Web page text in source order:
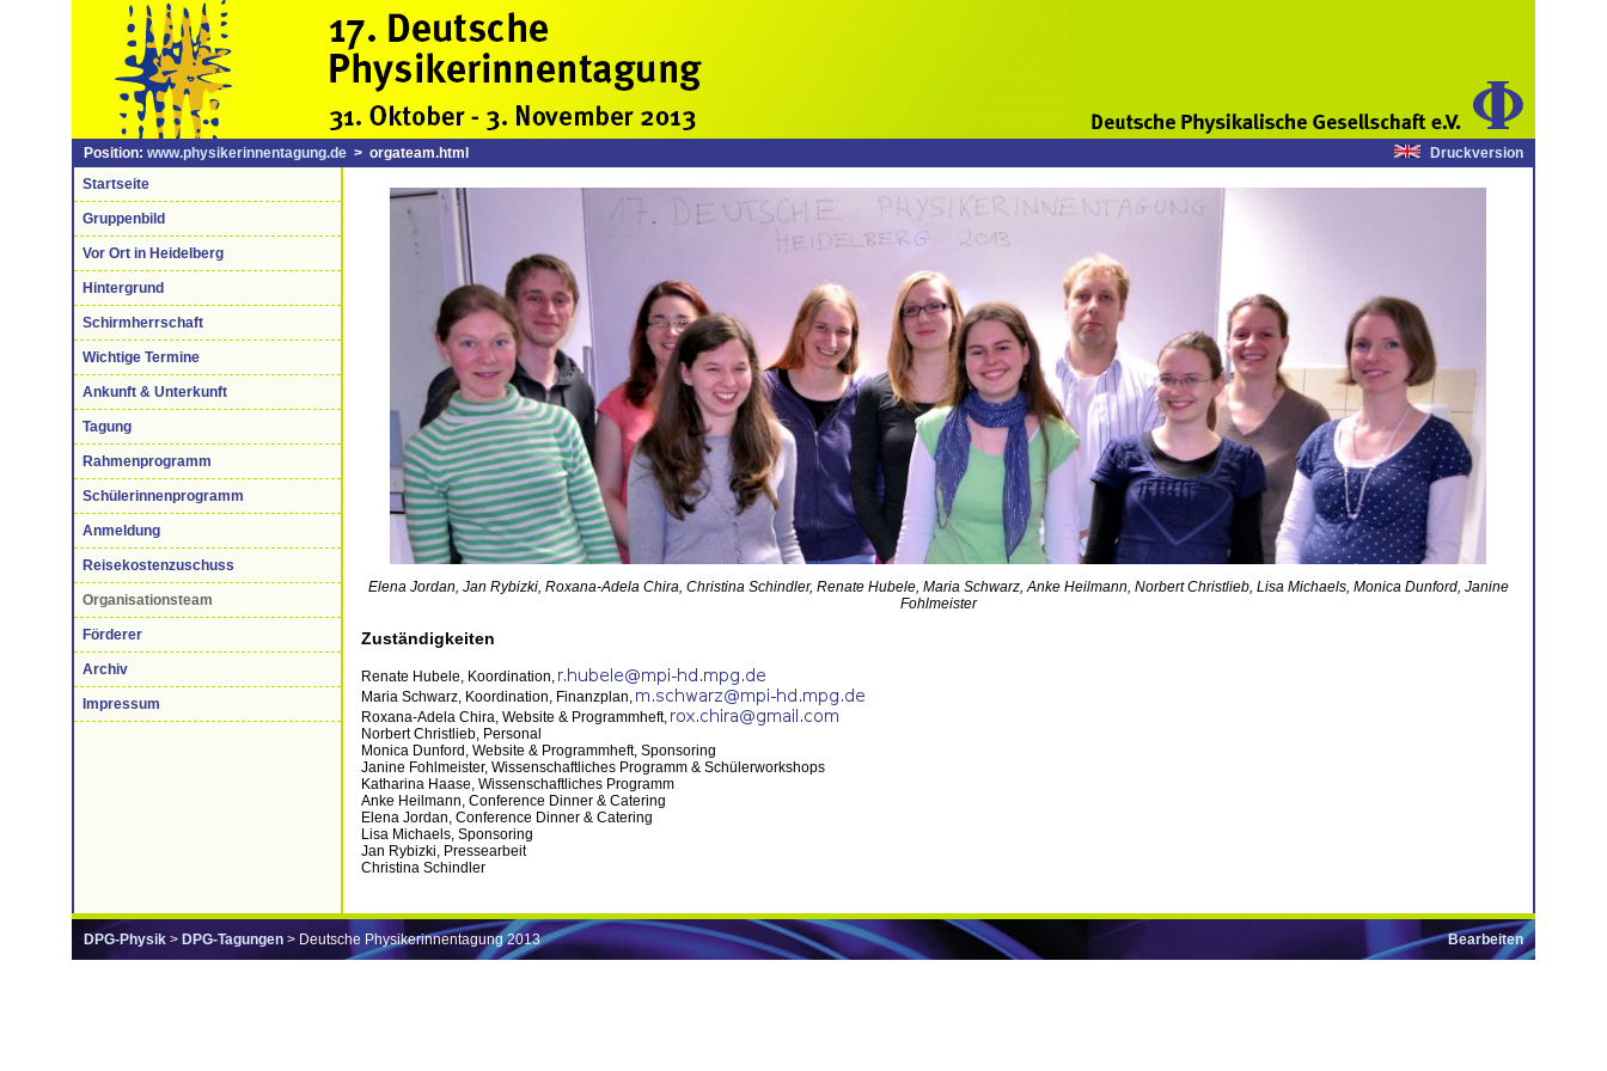
Druckversion
Position: www.physikerinnentagung.de > orgateam.html
Startseite
Gruppenbild
Vor Ort in Heidelberg
Hintergrund
Schirmherrschaft
Wichtige Termine
Ankunft & Unterkunft
Tagung
Rahmenprogramm
Schülerinnenprogramm
Anmeldung
Reisekostenzuschuss
Organisationsteam
Förderer
Archiv
Impressum
Elena Jordan, Jan Rybizki, Roxana-Adela Chira, Christina Schindler, Renate Hubele, Maria Schwarz, Anke Heilmann , Norbert Christlieb, Lisa Michaels, Monica Dunford, Janine
Fohlmeister
Zuständigkeiten
Renate Hubele, Koordination,
Maria Schwarz, Koordination, Finanzplan,
Roxana-Adela Chira, Website & Programmheft,
Norbert Christlieb, Personal
Monica Dunford, Website & Programmheft, Sponsoring
Janine Fohlmeister, Wissenschaftliches Programm & Schülerworkshops
Katharina Haase, Wissenschaftliches Programm
Anke Heilmann, Conference Dinner & Catering
Elena Jordan, Conference Dinner & Catering
Lisa Michaels, Sponsoring
Jan Rybizki, Pressearbeit
Christina Schindler
Bearbeiten
DPG-Physik > DPG-Tagungen > Deutsche Physikerinnentagung 2013